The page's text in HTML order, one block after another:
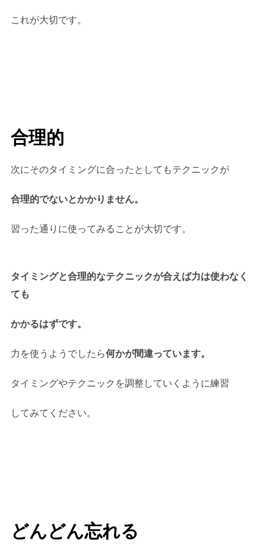
これが大切です。
合理的
次にそのタイミングに合ったとしてもテクニックが
合理的でないとかかりません。
習った通りに使ってみることが大切です。
タイミングと合理的なテクニックが合えば力は使わなく
ても
かかるはずです。
力を使うようでしたら何かが間違っています。
タイミングやテクニックを調整していくように練習
してみてください。
どんどん忘れる